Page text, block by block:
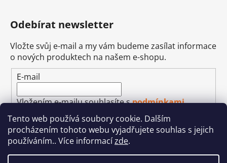
Tento web používá soubory cookie. Dalším
procházením tohoto webu vyjadřujete souhlas s jejich
používáním.. Více informacízde.
Odebírat newsletter
Vložte svůj e-mail a my vám budeme zasílat informace
o nových produktech na našem e-shopu.
E-mail
Vložením e-mailu souhlasíte spodmínkami
ochrany osobních údajů
PŘIHLÁSIT SE